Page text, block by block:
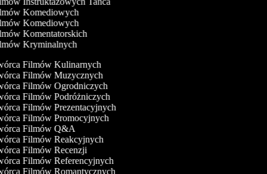
Komediowych
Komediowych
Komentatorskich
Kryminalnych
Filmów Kulinarnych
Filmów Muzycznych
Filmów Ogrodniczych
Filmów Podróżniczych
Filmów Prezentacyjnych
Filmów Promocyjnych
Filmów Q&A
Filmów Reakcyjnych
Filmów Recenzji
Filmów Referencyjnych
Filmów Romantycznych